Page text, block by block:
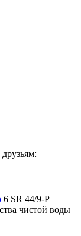
6 SR 44/9-P
чистой воды